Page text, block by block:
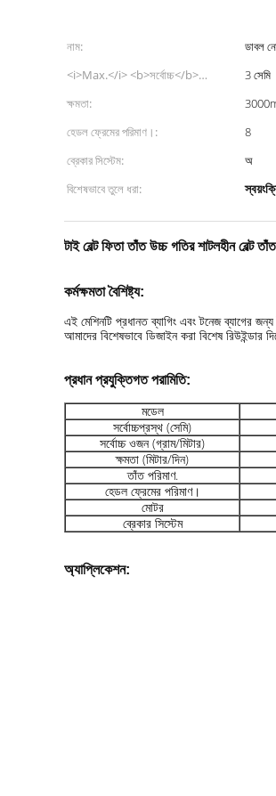
নাম: ডাবল
<i>Max.</i> <b>সর্বোচ্চ</b>
<i>width</i> <b>প্রস্থ</b>:
3 সেমি
ক্ষমতা:
হেডল ফ্রেমের পরিমাণ।:
8
ব্রেকার সিস্টেম:
অ
বিশেষভাবে তুলে ধরা:
টাই বেল্ট ফিতা তাঁত উচ্চ গতির শাটলহীন বেল্ট
কর্মক্ষমতা বৈশিষ্ট্য:
এই মেশিনটি প্রধানত ব্যাগিং এবং টনেজ ব্যাগের
আমাদের বিশেষভাবে ডিজাইন করা বিশেষ রিউইন্ডার
প্রধান প্রযুক্তিগত পরামিতি:
মডেল
সর্বোচ্চপ্রস্থ (সেমি)
সর্বোচ্চ ওজন (গ্রাম/মিটার)
ক্ষমতা (মিটার/দিন)
তাঁত পরিমাণ.
হেডল ফ্রেমের পরিমাণ।
মোটর
ব্রেকার সিস্টেম
অ্যাপ্লিকেশন: